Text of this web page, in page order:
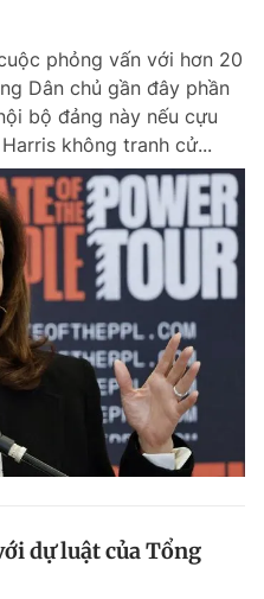
phỏng vấn với hơn 20
Dân chủ gần đây phần
bộ đảng này nếu cựu
không tranh cử...
dự luật của Tổng